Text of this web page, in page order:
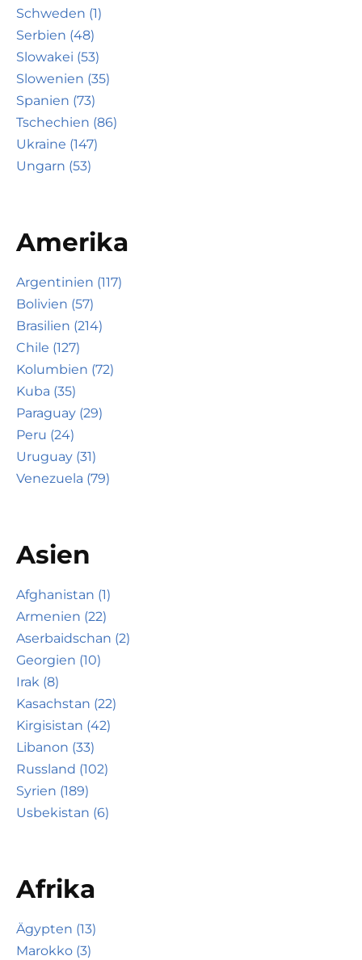
Schweden (1)
Serbien (48)
Slowakei (53)
Slowenien (35)
Spanien (73)
Tschechien (86)
Ukraine (147)
Ungarn (53)
Amerika
Argentinien (117)
Bolivien (57)
Brasilien (214)
Chile (127)
Kolumbien (72)
Kuba (35)
Paraguay (29)
Peru (24)
Uruguay (31)
Venezuela (79)
Asien
Afghanistan (1)
Armenien (22)
Aserbaidschan (2)
Georgien (10)
Irak (8)
Kasachstan (22)
Kirgisistan (42)
Libanon (33)
Russland (102)
Syrien (189)
Usbekistan (6)
Afrika
Ägypten (13)
Marokko (3)